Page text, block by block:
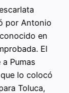
por Antonio
en
El
Pumas
lo colocó
Toluca,